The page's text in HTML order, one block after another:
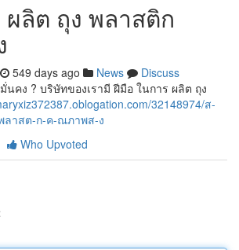
ผลิต ถุง พลาสติก
549 days ago News
Discuss
นคง ? บริษัทของเรามี ฝีมือ ในการ ผลิต ถุง
32148974/ส-
ลาสต-ก-ค-ณภาพส-ง
Who Upvoted